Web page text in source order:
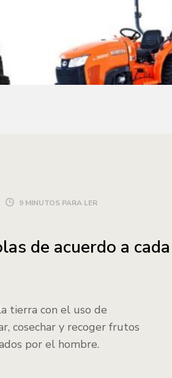
9 MINUTOS PARA LER
de acuerdo a cada
tierra con el uso de
cosechar y recoger frutos
por el hombre.